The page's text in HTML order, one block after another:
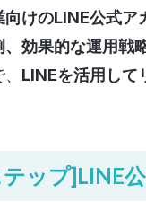
ウントのポイントは？
環境を整えている
している
向けのLINE公式ア
効果的な運用戦
LINEを活用して
ップ]LINE